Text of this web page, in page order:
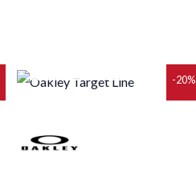
-20%
Оригінальна
ціна:
Поточна